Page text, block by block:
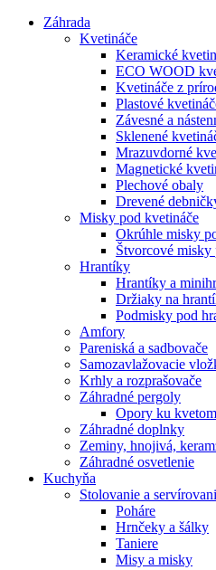
Záhrada
Kvetináče
Keramické
ECO WOOD
Kvetináče z
Plastové
Závesné a
Sklenené
Mrazuvdorné
Magnetické
Plechové obaly
Drevené
Misky pod kvetináče
Okrúhle misky
Štvorcové misky
Hrantíky
Hrantíky a
Držiaky na
Podmisky pod
Amfory
Pareniská a sadbovače
Samozavlažovacie
Krhly a rozprašovače
Záhradné pergoly
Opory ku
Záhradné doplnky
Zeminy, hnojivá,
Záhradné osvetlenie
Kuchyňa
Stolovanie a
Poháre
Hrnčeky a šálky
Taniere
Misy a misky